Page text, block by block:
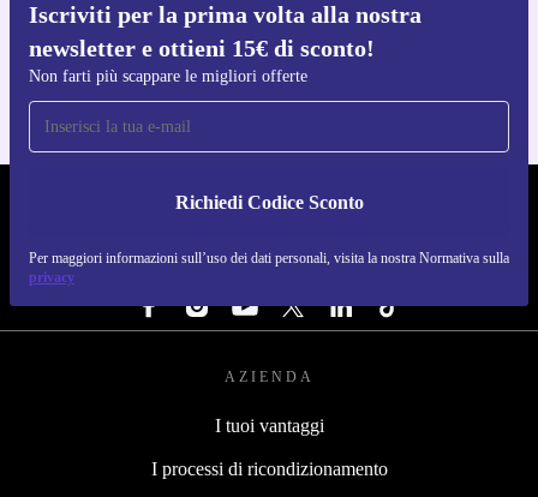
Iscriviti per la prima volta alla nostra
newsletter e ottieni 15€ di sconto!
Non farti più scappare le migliori offerte
Richiedi Codice Sconto
Per maggiori informazioni sull’uso dei dati personali, visita la nostra Normativa sulla
privacy
Scarica l'app di refurbed
Per iOS e Android
REFURBED ITALIA - RETHINK NEW.
SEGUICI SU
AZIENDA
I tuoi vantaggi
I processi di ricondizionamento